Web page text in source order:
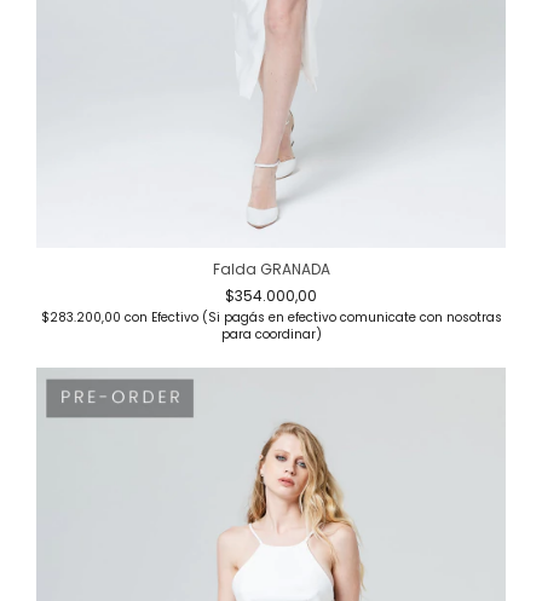
Falda GRANADA
$354.000,00
$283.200,00 con Efectivo (Si pagás en efectivo comunicate con nosotras
para coordinar)